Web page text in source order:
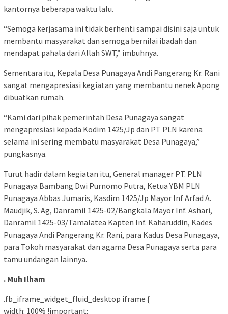
kantornya beberapa waktu lalu.
“Semoga kerjasama ini tidak berhenti sampai disini saja untuk
membantu masyarakat dan semoga bernilai ibadah dan
mendapat pahala dari Allah SWT,” imbuhnya.
Sementara itu, Kepala Desa Punagaya Andi Pangerang Kr. Rani
sangat mengapresiasi kegiatan yang membantu nenek Apong
dibuatkan rumah.
“Kami dari pihak pemerintah Desa Punagaya sangat
mengapresiasi kepada Kodim 1425/Jp dan PT PLN karena
selama ini sering membatu masyarakat Desa Punagaya,”
pungkasnya.
Turut hadir dalam kegiatan itu, General manager PT. PLN
Punagaya Bambang Dwi Purnomo Putra, Ketua YBM PLN
Punagaya Abbas Jumaris, Kasdim 1425/Jp Mayor Inf Arfad A.
Maudjik, S. Ag, Danramil 1425-02/Bangkala Mayor Inf. Ashari,
Danramil 1425-03/Tamalatea Kapten Inf. Kaharuddin, Kades
Punagaya Andi Pangerang Kr. Rani, para Kadus Desa Punagaya,
para Tokoh masyarakat dan agama Desa Punagaya serta para
tamu undangan lainnya.
. Muh Ilham
.fb_iframe_widget_fluid_desktop iframe {
width: 100% !important;